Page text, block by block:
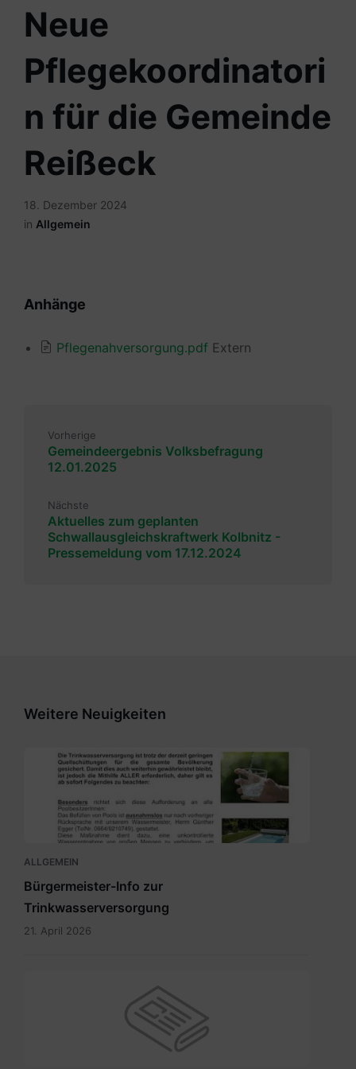
Neue
Pflegekoordinatori
n für die Gemeinde
Reißeck
18. Dezember 2024
in Allgemein
Anhänge
Pflegenahversorgung.pdf Extern
Vorherige
Gemeindeergebnis Volksbefragung
12.01.2025
Nächste
Aktuelles zum geplanten
Schwallausgleichskraftwerk Kolbnitz -
Pressemeldung vom 17.12.2024
Weitere Neuigkeiten
Bürgermeisterinfo
Wasser.pdf
ALLGEMEIN
Bürgermeister-Info zur
Trinkwasserversorgung
21. April 2026